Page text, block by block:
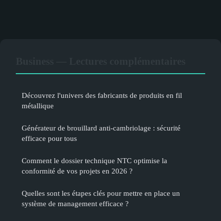
Découvrez l'univers des fabricants de produits en fil
métallique
Générateur de brouillard anti-cambriolage : sécurité
efficace pour tous
Comment le dossier technique NTC optimise la
conformité de vos projets en 2026 ?
Quelles sont les étapes clés pour mettre en place un
système de management efficace ?